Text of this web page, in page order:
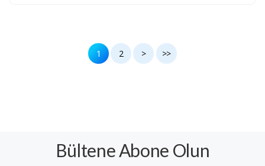
1 2 > >>
Bültene Abone Olun